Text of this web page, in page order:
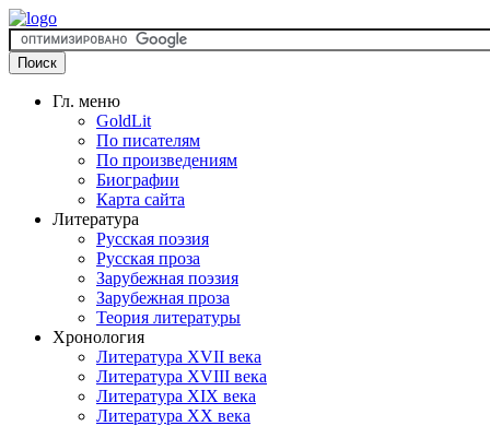
Гл. меню
GoldLit
По писателям
По произведениям
Биографии
Карта сайта
Литература
Русская поэзия
Русская проза
Зарубежная поэзия
Зарубежная проза
Теория литературы
Хронология
Литература XVII века
Литература XVIII века
Литература XIX века
Литература XX века